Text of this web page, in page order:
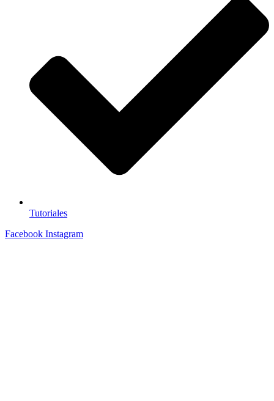
Tutoriales
Facebook Instagram